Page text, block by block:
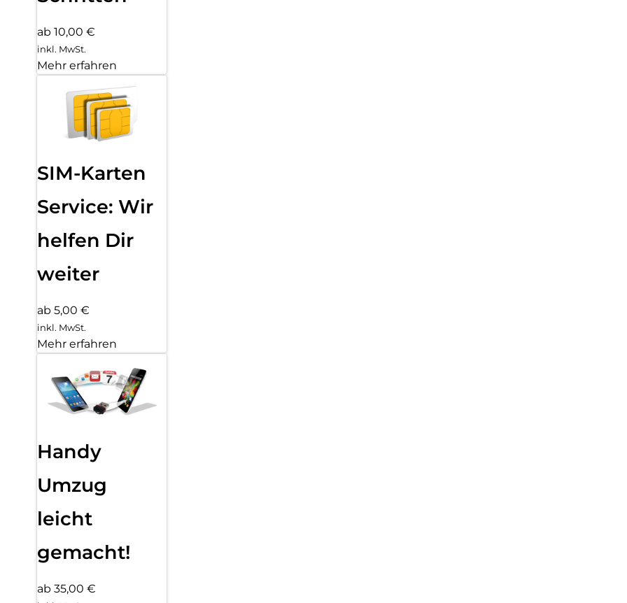
ab 10,00 €
inkl. MwSt.
Mehr erfahren
SIM-Karten
Service: Wir
helfen Dir
weiter
ab 5,00 €
inkl. MwSt.
Mehr erfahren
Handy
Umzug
leicht
gemacht!
ab 35,00 €